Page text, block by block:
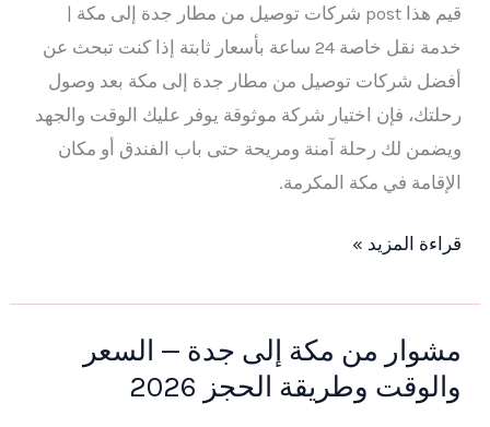
قيم هذا post شركات توصيل من مطار جدة إلى مكة |
خدمة نقل خاصة 24 ساعة بأسعار ثابتة إذا كنت تبحث عن
أفضل شركات توصيل من مطار جدة إلى مكة بعد وصول
رحلتك، فإن اختيار شركة موثوقة يوفر عليك الوقت والجهد
ويضمن لك رحلة آمنة ومريحة حتى باب الفندق أو مكان
الإقامة في مكة المكرمة.
من
مطار
جدة
الى
مكة
2026
قراءة المزيد »
مشوار من مكة إلى جدة — السعر
والوقت وطريقة الحجز 2026
مشوار
من